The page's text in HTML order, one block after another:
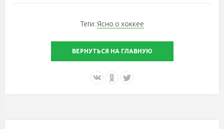
Теги: Ясно о хоккее
ВЕРНУТЬСЯ НА ГЛАВНУЮ